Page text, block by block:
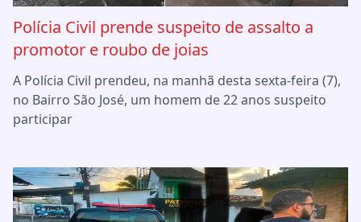
Polícia Civil prende suspeito de assalto a
promotor e roubo de joias
A Polícia Civil prendeu, na manhã desta sexta-feira (7),
no Bairro São José, um homem de 22 anos suspeito
participar